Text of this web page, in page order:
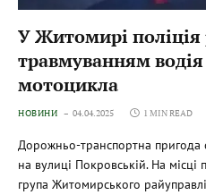
У Житомирі поліція
травмуванням
мотоцикла
НОВИНИ 04.04.2025 1 MIN READ
Дорожньо-транспортна пригода
на вулиці Покровській. На
група Житомирського